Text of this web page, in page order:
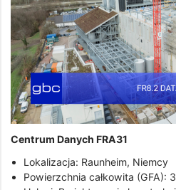
Centrum Danych FRA31
Lokalizacja: Raunheim, Niemcy
Powierzchnia całkowita (GFA):